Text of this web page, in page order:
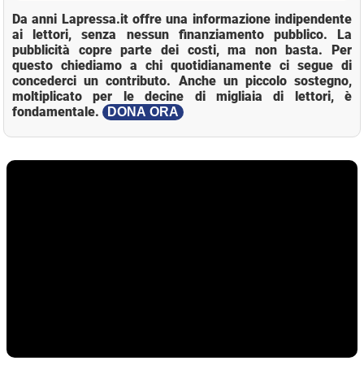
Da anni Lapressa.it offre una informazione indipendente
ai lettori, senza nessun finanziamento pubblico. La
pubblicità copre parte dei costi, ma non basta. Per
questo chiediamo a chi quotidianamente ci segue di
concederci un contributo. Anche un piccolo sostegno,
moltiplicato per le decine di migliaia di lettori, è
fondamentale.
DONA ORA